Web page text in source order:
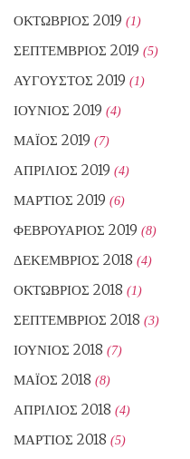
ΟΚΤΏΒΡΙΟΣ 2019 (1)
ΣΕΠΤΈΜΒΡΙΟΣ 2019 (5)
ΑΎΓΟΥΣΤΟΣ 2019 (1)
ΙΟΎΝΙΟΣ 2019 (4)
ΜΆΙΟΣ 2019 (7)
ΑΠΡΊΛΙΟΣ 2019 (4)
ΜΆΡΤΙΟΣ 2019 (6)
ΦΕΒΡΟΥΆΡΙΟΣ 2019 (8)
ΔΕΚΈΜΒΡΙΟΣ 2018 (4)
ΟΚΤΏΒΡΙΟΣ 2018 (1)
ΣΕΠΤΈΜΒΡΙΟΣ 2018 (3)
ΙΟΎΝΙΟΣ 2018 (7)
ΜΆΙΟΣ 2018 (8)
ΑΠΡΊΛΙΟΣ 2018 (4)
ΜΆΡΤΙΟΣ 2018 (5)